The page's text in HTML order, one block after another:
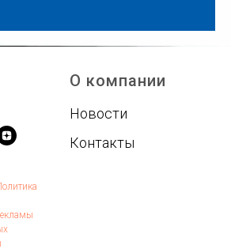
О компании
Новости
Контакты